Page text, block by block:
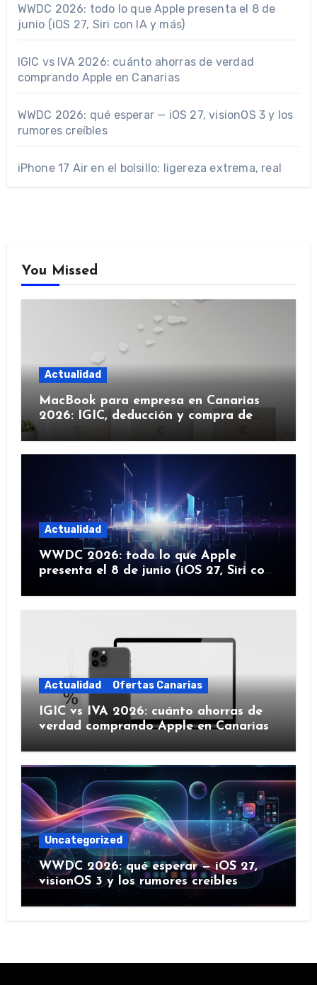
WWDC 2026: todo lo que Apple presenta el 8 de
junio (iOS 27, Siri con IA y más)
IGIC vs IVA 2026: cuánto ahorras de verdad
comprando Apple en Canarias
WWDC 2026: qué esperar — iOS 27, visionOS 3 y los
rumores creíbles
iPhone 17 Air en el bolsillo: ligereza extrema, real
You Missed
Actualidad
MacBook para empresa en Canarias
2026: IGIC, deducción y compra de
Actualidad
WWDC 2026: todo lo que Apple
presenta el 8 de junio (iOS 27, Siri con
Actualidad Ofertas Canarias
IGIC vs IVA 2026: cuánto ahorras de
verdad comprando Apple en Canarias
Uncategorized
WWDC 2026: qué esperar — iOS 27,
visionOS 3 y los rumores creíbles